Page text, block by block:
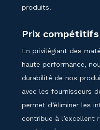
produits.
Prix compétitifs
En privilégiant des
haute performance,
durabilité de nos
avec les fournisseurs
permet d’éliminer les
contribue à l’excellent